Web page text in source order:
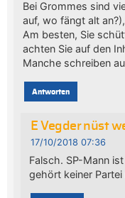
Bei Grommes sind
auf, wo fängt alt
Am besten, Sie
achten Sie auf den
Manche schreiben
Antworten
E Vegder nüst
17/10/2018 07:36
Falsch. SP-Mann
gehört keiner Partei